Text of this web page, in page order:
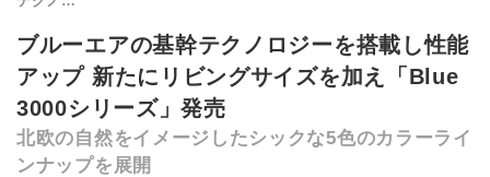
ブルーエアの基幹テクノロジーを搭載し性能
アップ 新たにリビングサイズを加え「Blue
3000シリーズ」発売
北欧の自然をイメージしたシックな5色のカラーライ
ンナップを展開